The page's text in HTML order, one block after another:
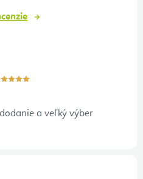
a veľký výber